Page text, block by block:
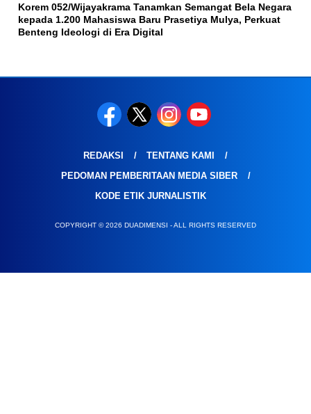
Korem 052/Wijayakrama Tanamkan Semangat Bela Negara
kepada 1.200 Mahasiswa Baru Prasetiya Mulya, Perkuat
Benteng Ideologi di Era Digital
REDAKSI
TENTANG KAMI
PEDOMAN PEMBERITAAN MEDIA SIBER
KODE ETIK JURNALISTIK
COPYRIGHT © 2026 DUADIMENSI - ALL RIGHTS RESERVED